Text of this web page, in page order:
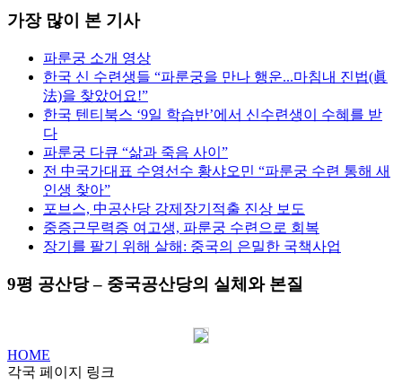
가장 많이 본 기사
파룬궁 소개 영상
한국 신 수련생들 “파룬궁을 만나 행운...마침내 진법(眞
法)을 찾았어요!”
한국 텐티북스 ‘9일 학습반’에서 신수련생이 수혜를 받
다
파룬궁 다큐 “삶과 죽음 사이”
전 中국가대표 수영선수 황샤오민 “파룬궁 수련 통해 새
인생 찾아”
포브스, 中공산당 강제장기적출 진상 보도
중증근무력증 여고생, 파룬궁 수련으로 회복
장기를 팔기 위해 살해: 중국의 은밀한 국책사업
9평 공산당 – 중국공산당의 실체와 본질
HOME
각국 페이지 링크